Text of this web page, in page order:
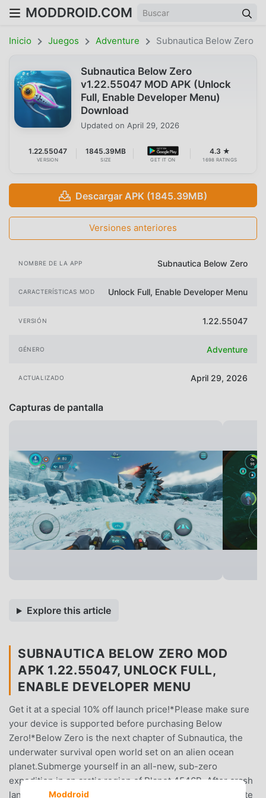
MODDROID.COM
Inicio Juegos Adventure Subnautica Below Zero
Subnautica Below Zero
v1.22.55047 MOD APK (Unlock
Full, Enable Developer Menu)
Download
Updated on April 29, 2026
1.22.55047
VERSION
1845.39MB
SIZE GET IT ON
4.3 ★
1698 RATINGS
Descargar APK (1845.39MB)
Versiones anteriores
NOMBRE DE LA APP Subnautica Below Zero
CARACTERÍSTICAS MOD Unlock Full, Enable Developer Menu
VERSIÓN 1.22.55047
GÉNERO Adventure
ACTUALIZADO April 29, 2026
Capturas de pantalla
Explore this article
SUBNAUTICA BELOW ZERO MOD
APK 1.22.55047, UNLOCK FULL,
ENABLE DEVELOPER MENU
Get it at a special 10% off launch price!*Please make sure
your device is supported before purchasing Below
Zero!*Below Zero is the next chapter of Subnautica, the
underwater survival open world set on an alien ocean
planet.Submerge yourself in an all-new, sub-zero
expedition in an arctic region of Planet 4546B. After crash
landing planetside, set out into frigid waters to investigate
Moddroid